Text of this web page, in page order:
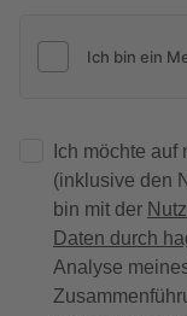
Ich möchte auf
(inklusive den
bin mit der
Daten durch
Analyse